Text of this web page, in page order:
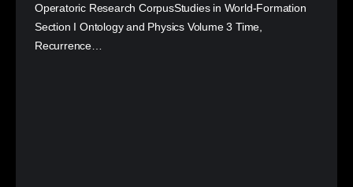
Operatoric Research CorpusStudies in World-Formation
Section I Ontology and Physics Volume 3 Time,
Recurrence…